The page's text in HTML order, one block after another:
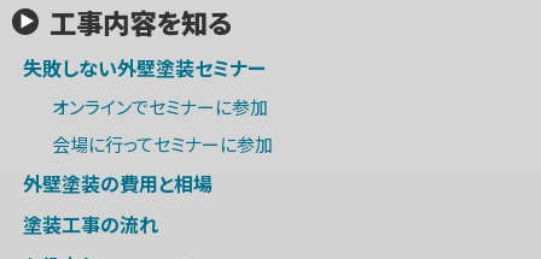
工事内容を知る
失敗しない外壁塗装セミナー
オンラインでセミナーに参加
会場に行ってセミナーに参加
外壁塗装の費用と相場
塗装工事の流れ